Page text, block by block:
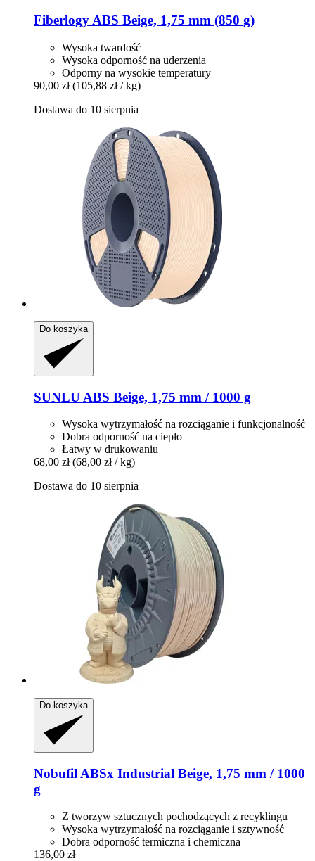
FiberlogyABS Beige, 1,75 mm (850 g)
Wysoka twardość
Wysoka odporność na uderzenia
Odporny na wysokie temperatury
90,00 zł (105,88 zł / kg)
Dostawa do 10 sierpnia
Do koszyka
SUNLU ABS Beige, 1,75 mm / 1000 g
Wysoka wytrzymałość na rozciąganie i funkcjonalność
Dobra odporność na ciepło
Łatwy w drukowaniu
68,00 zł (68,00 zł / kg)
Dostawa do 10 sierpnia
Do koszyka
Nobufil ABSx Industrial Beige, 1,75 mm / 1000
g
Z tworzyw sztucznych pochodzących z recyklingu
Wysoka wytrzymałość na rozciąganie i sztywność
Dobra odporność termiczna i chemiczna
136,00 zł